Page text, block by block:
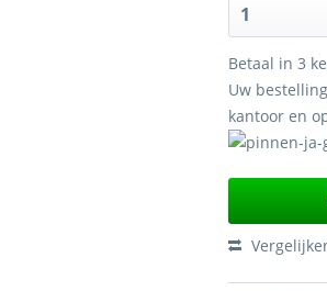
Betaal in 3
Uw
kantoor en